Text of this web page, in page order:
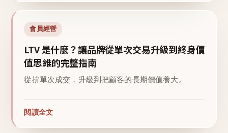
會員經營
LTV 是什麼？讓品牌從單次交易升級到終身價
值思維的完整指南
從拚單次成交，升級到把顧客的長期價值養大。
閱讀全文